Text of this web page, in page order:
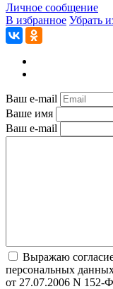
Личное сообщение
В избранное Убрать
Ваш e-mail
Ваше имя
Ваш e-mail
Выражаю
персональных
от 27.07.2006 N 152-